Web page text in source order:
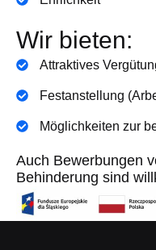
Wir bieten:
Attraktives
Festanstellung
Möglichkeiten zur
Auch Bewerbungen
Behinderung sind